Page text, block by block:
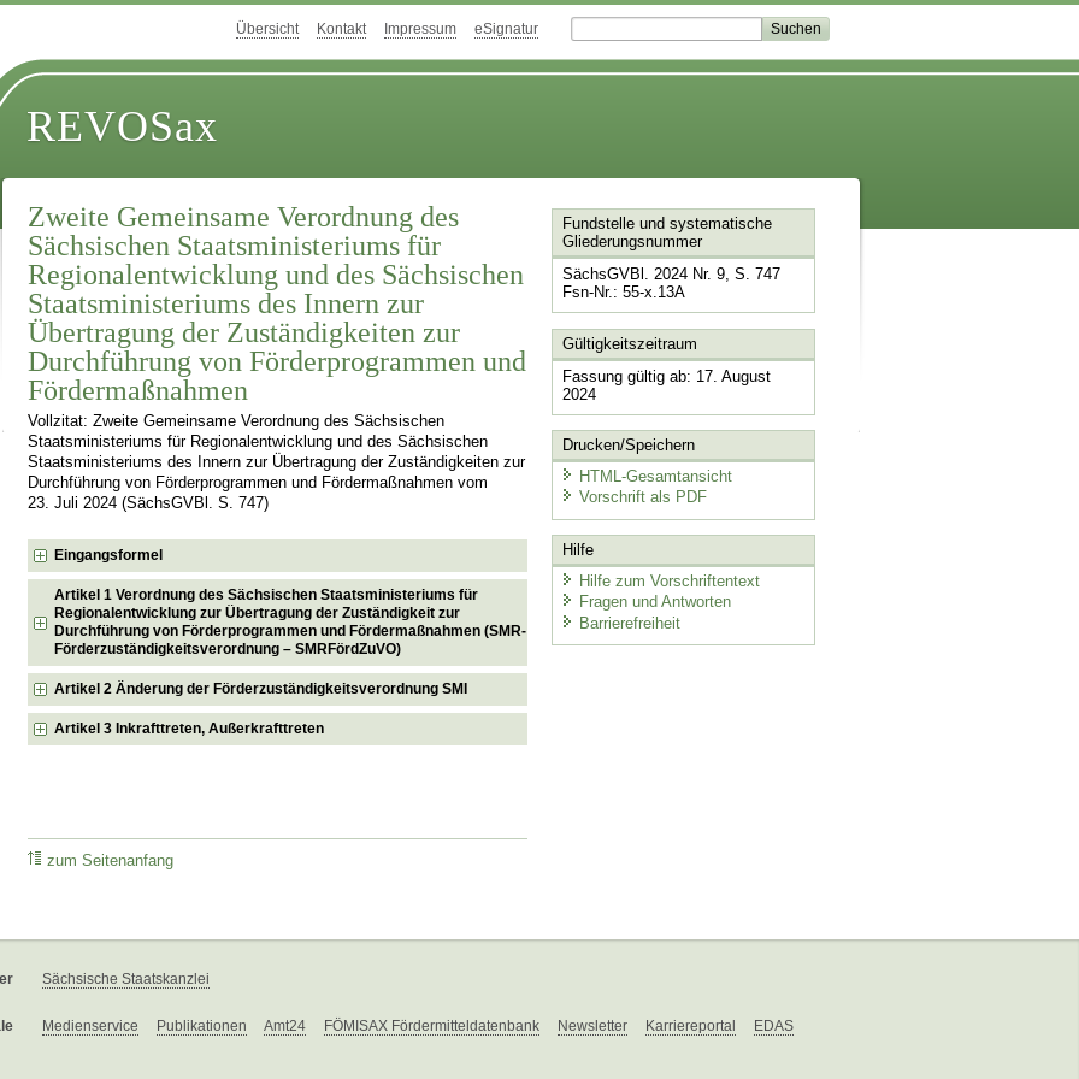
Übersicht Kontakt Impressum eSignatur
REVOSax
Zweite Gemeinsame Verordnung des
Sächsischen Staatsministeriums für
Regionalentwicklung und des Sächsischen
Staatsministeriums des Innern zur
Übertragung der Zuständigkeiten zur
Durchführung von Förderprogrammen und
Fördermaßnahmen
Vollzitat: Zweite Gemeinsame Verordnung des Sächsischen
Staatsministeriums für Regionalentwicklung und des Sächsischen
Staatsministeriums des Innern zur Übertragung der Zuständigkeiten zur
Durchführung von Förderprogrammen und Fördermaßnahmen vom
23. Juli 2024 (SächsGVBl. S. 747)
Eingangsformel
Artikel 1 Verordnung des Sächsischen Staatsministeriums für
Regionalentwicklung zur Übertragung der Zuständigkeit zur
Durchführung von Förderprogrammen und Fördermaßnahmen (SMR-
Förderzuständigkeitsverordnung – SMRFördZuVO)
Artikel 2 Änderung der Förderzuständigkeitsverordnung SMI
Artikel 3 Inkrafttreten, Außerkrafttreten
zum Seitenanfang
Fundstelle und systematische
Gliederungsnummer
SächsGVBl. 2024 Nr. 9, S. 747
Fsn-Nr.: 55-x.13A
Gültigkeitszeitraum
Fassung gültig ab: 17. August
2024
Drucken/Speichern
HTML-Gesamtansicht
Vorschrift als PDF
Hilfe
Hilfe zum Vorschriftentext
Fragen und Antworten
Barrierefreiheit
Sächsische Staatskanzlei
Medienservice Publikationen Amt24 FÖMISAX Fördermitteldatenbank Newsletter Karriereportal EDAS